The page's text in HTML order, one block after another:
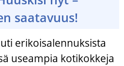
saatavuus!
erikoisalennuksista
useampia kotikokkeja